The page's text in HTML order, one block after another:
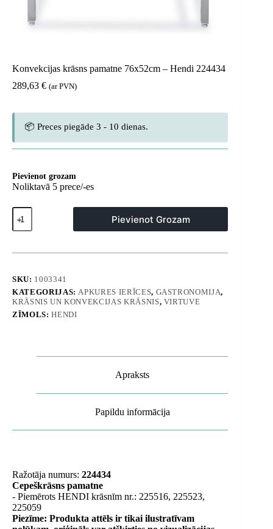
Konvekcijas krāsns pamatne 76x52cm – Hendi 224434
289,63 € (ar PVN)
📦 Preces piegāde 3 - 10 dienas.
Pievienot grozam
Noliktavā 5 prece/-es
Konvekcijas
krāsns
pamatne
-
daudzums
Pievienot Grozam
SKU: 1003341
KATEGORIJAS:APKURES IERĪCES, GASTRONOMIJA,
KRĀSNIS UN KONVEKCIJAS KRĀSNIS, VIRTUVE
ZĪMOLS:HENDI
Apraksts
Papildu informācija
Ražotāja numurs: 224434
Cepeškrāsns pamatne
- Piemērots HENDI krāsnīm nr.: 225516, 225523,
225059
Piezīme: Produkta attēls ir tikai ilustratīvam